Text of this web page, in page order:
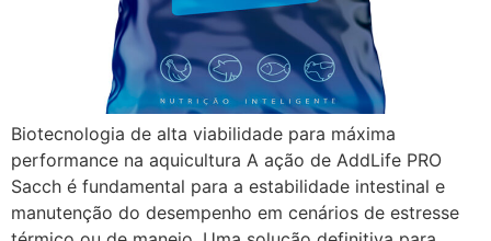
Biotecnologia de alta viabilidade para máxima
performance na aquicultura A ação de AddLife PRO
Sacch é fundamental para a estabilidade intestinal e
manutenção do desempenho em cenários de estresse